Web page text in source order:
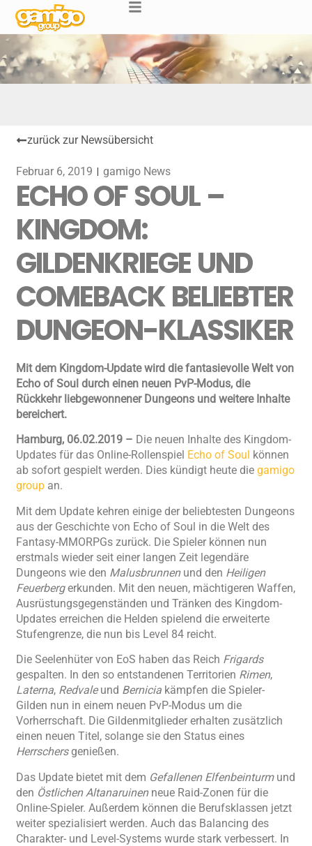
zurück zur Newsübersicht
Februar 6, 2019 gamigo News
ECHO OF SOUL –
KINGDOM:
GILDENKRIEGE UND
COMEBACK BELIEBTER
DUNGEON-KLASSIKER
Mit dem Kingdom-Update wird die fantasievolle Welt von
Echo of Soul durch einen neuen PvP-Modus, die
Rückkehr liebgewonnener Dungeons und weitere Inhalte
bereichert.
Hamburg, 06.02.2019 – Die neuen Inhalte des Kingdom-
Updates für das Online-Rollenspiel Echo of Soul können
ab sofort gespielt werden. Dies kündigt heute diegamigo
group an.
Mit dem Update kehren einige der beliebtesten Dungeons
aus der Geschichte von Echo of Soul in die Welt des
Fantasy-MMORPGs zurück. Die Spieler können nun
erstmals wieder seit einer langen Zeit legendäre
Dungeons wie den Malusbrunnenund den Heiligen
Feuerbergerkunden. Mit den neuen, mächtigeren Waffen,
Ausrüstungsgegenständen und Tränken des Kingdom-
Updates erreichen die Helden spielend die erweiterte
Stufengrenze, die nun bis Level 84 reicht.
Die Seelenhüter von EoS haben das Reich Frigards
gespalten. In den so entstandenen Territorien Rimen,
Laterna, Redvaleund Bernicia kämpfen die Spieler-
Gilden nun in einem neuen PvP-Modus um die
Vorherrschaft. Die Gildenmitglieder erhalten zusätzlich
einen neuen Titel, solange sie den Status eines
Herrschersgenießen.
Das Update bietet mit dem Gefallenen Elfenbeinturmund
den Östlichen Altanaruinenneue Raid-Zonen für die
Online-Spieler. Außerdem können die Berufsklassen jetzt
weiter spezialisiert werden. Auch das Balancing des
Charakter- und Level-Systems wurde stark verbessert. In